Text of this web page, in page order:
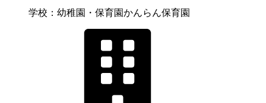
学校：幼稚園・保育園かんらん保育園